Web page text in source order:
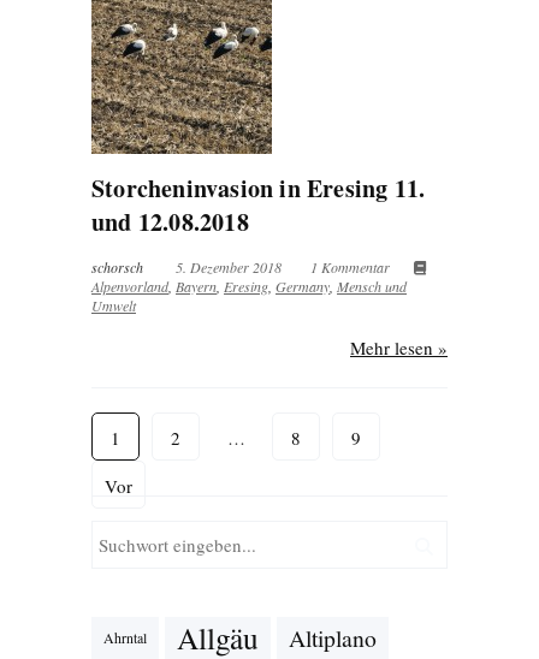
Storcheninvasion in Eresing 11.
und 12.08.2018
schorsch 5. Dezember 2018
1 Kommentar
Alpenvorland, Bayern Eresing Germany Mensch und
Umwelt
Mehr lesen »
1 2 … 8
9
Vor
Ahrntal Allgäu
Altiplano